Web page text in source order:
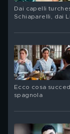
Dai capelli
Schiaparelli, dai
compleanno.
contraddizioni
Ecco cosa
spagnola